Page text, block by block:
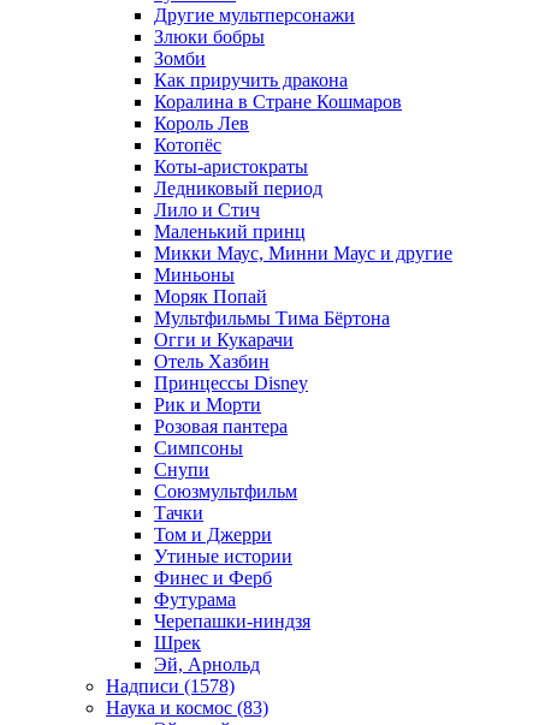
Другие мультперсонажи
Злюки бобры
Зомби
Как приручить дракона
Коралина в Стране Кошмаров
Король Лев
Котопёс
Коты-аристократы
Ледниковый период
Лило и Стич
Маленький принц
Микки Маус, Минни Маус и другие
Миньоны
Моряк Попай
Мультфильмы Тима Бёртона
Огги и Кукарачи
Отель Хазбин
Принцессы Disney
Рик и Морти
Розовая пантера
Симпсоны
Снупи
Союзмультфильм
Тачки
Том и Джерри
Утиные истории
Финес и Ферб
Футурама
Черепашки-ниндзя
Шрек
Эй, Арнольд
Надписи (1578)
Наука и космос (83)